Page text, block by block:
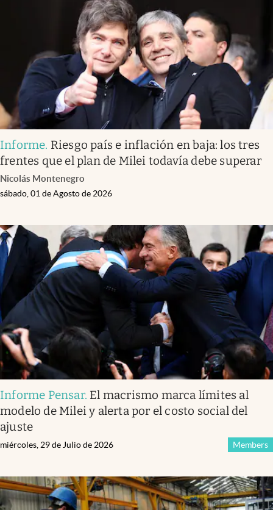
Infotechnology
Mundial 2026
Eventos Corporativos
El Cronista Studio
Mediakit
abre en nueva pestaña
Argentina
Informe. Riesgo país e inflación en baja: los tres
frentes que el plan de Milei todavía debe superar
Nicolás Montenegro
sábado, 01 de Agosto de 2026
Informe Pensar. El macrismo marca límites al
modelo de Milei y alerta por el costo social del
ajuste
Members
miércoles, 29 de Julio de 2026